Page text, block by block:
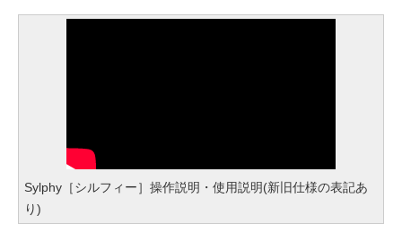
Sylphy［シルフィー］操作説明・使用説明(新旧仕様の表記あ
り)